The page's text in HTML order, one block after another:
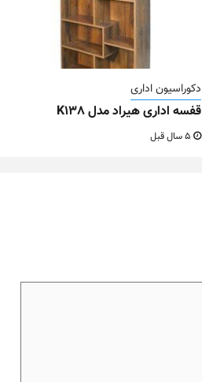
دکوراسیون اداری
قفسه اداری هیراد مدل K138